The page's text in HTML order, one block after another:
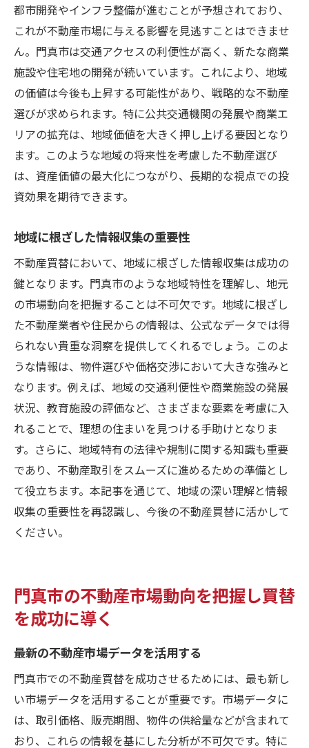
都市開発やインフラ整備が進むことが予想されており、
これが不動産市場に与える影響を見逃すことはできませ
ん。門真市は交通アクセスの利便性が高く、新たな商業
施設や住宅地の開発が続いています。これにより、地域
の価値は今後も上昇する可能性があり、戦略的な不動産
選びが求められます。特に公共交通機関の発展や商業エ
リアの拡充は、地域価値を大きく押し上げる要因となり
ます。このような地域の将来性を考慮した不動産選び
は、資産価値の最大化につながり、長期的な視点での投
資効果を期待できます。
地域に根ざした情報収集の重要性
不動産買替において、地域に根ざした情報収集は成功の
鍵となります。門真市のような地域特性を理解し、地元
の市場動向を把握することは不可欠です。地域に根ざし
た不動産業者や住民からの情報は、公式なデータでは得
られない貴重な洞察を提供してくれるでしょう。このよ
うな情報は、物件選びや価格交渉において大きな強みと
なります。例えば、地域の交通利便性や商業施設の発展
状況、教育施設の評価など、さまざまな要素を考慮に入
れることで、理想の住まいを見つける手助けとなりま
す。さらに、地域特有の法律や規制に関する知識も重要
であり、不動産取引をスムーズに進めるための準備とし
て役立ちます。本記事を通じて、地域の深い理解と情報
収集の重要性を再認識し、今後の不動産買替に活かして
ください。
門真市の不動産市場動向を把握し買替
を成功に導く
最新の不動産市場データを活用する
門真市での不動産買替を成功させるためには、最も新し
い市場データを活用することが重要です。市場データに
は、取引価格、販売期間、物件の供給量などが含まれて
おり、これらの情報を基にした分析が不可欠です。特に